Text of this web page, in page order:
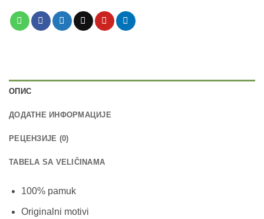
ОПИС
ДОДАТНЕ ИНФОРМАЦИЈЕ
РЕЦЕНЗИЈЕ (0)
TABELA SA VELIČINAMA
100% pamuk
Originalni motivi